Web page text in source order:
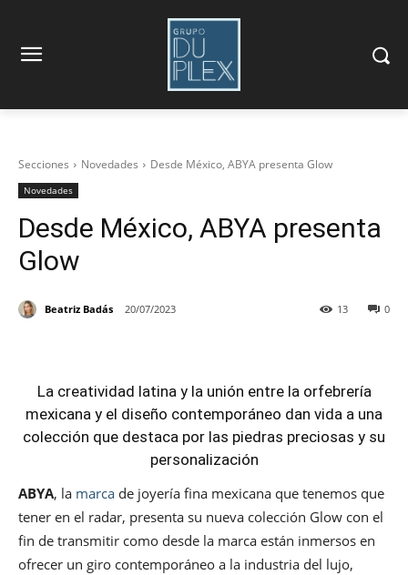
Secciones Novedades Desde México, ABYA presenta Glow
Novedades
Desde México, ABYA presenta
Glow
Beatriz Badás 20/07/2023 0
13
La creatividad latina y la unión entre la orfebrería
mexicana y el diseño contemporáneo dan vida a una
colección que destaca por las piedras preciosas y su
personalización
ABYA, la marca de joyería fina mexicana que tenemos que
tener en el radar, presenta su nueva colección Glow con el
fin de transmitir como desde la marca están inmersos en
ofrecer un giro contemporáneo a la industria del lujo,